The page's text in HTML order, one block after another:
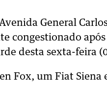
General
congestionado
desta sexta-feira
Fox, um Fiat